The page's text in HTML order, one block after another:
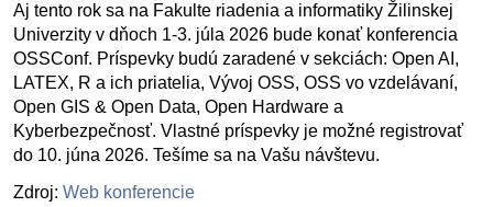
Aj tento rok sa na Fakulte riadenia a informatiky Žilinskej
Univerzity v dňoch 1-3. júla 2026 bude konať konferencia
OSSConf. Príspevky budú zaradené v sekciách: Open AI,
LATEX, R a ich priatelia, Vývoj OSS, OSS vo vzdelávaní,
Open GIS & Open Data, Open Hardware a
Kyberbezpečnosť. Vlastné príspevky je možné registrovať
do 10. júna 2026. Tešíme sa na Vašu návštevu.
Zdroj: Web konferencie